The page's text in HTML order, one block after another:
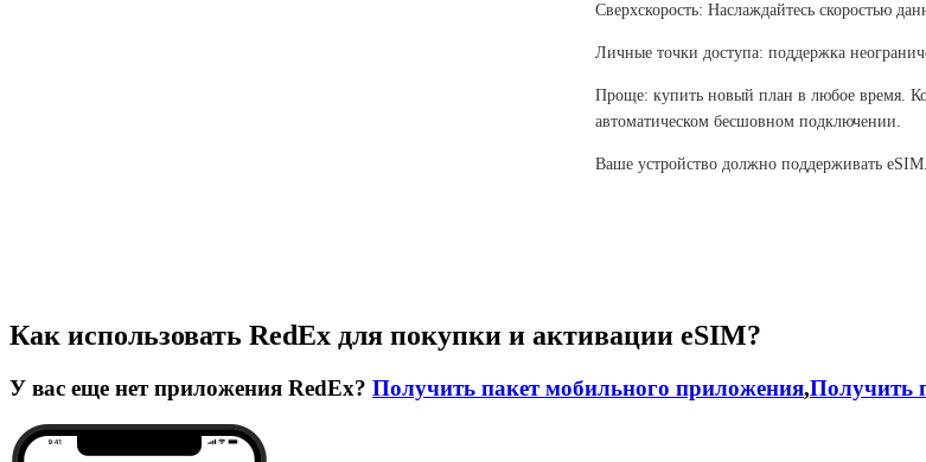
Сверхскорость: Наслаждайтесь скоростью
Личные точки доступа: поддержка
Проще: купить новый план в любое время.
автоматическом бесшовном подключении.
Ваше устройство должно поддерживать
Как использовать RedEx для покупки и активации eSIM?
У вас еще нет приложения RedEx? Получить пакет мобильного приложения,Получить